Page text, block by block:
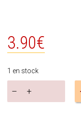
3.90€
1 en stock
Marque-